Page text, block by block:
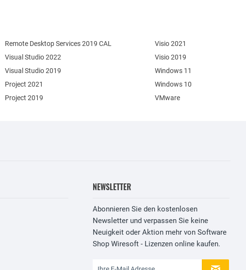
Remote Desktop Services 2019 CAL
Visual Studio 2022
Visual Studio 2019
Project 2021
Project 2019
Visio 2021
Visio 2019
Windows 11
Windows 10
VMware
NEWSLETTER
Abonnieren Sie den kostenlosen
Newsletter und verpassen Sie keine
Neuigkeit oder Aktion mehr von Software
Shop Wiresoft - Lizenzen online kaufen.